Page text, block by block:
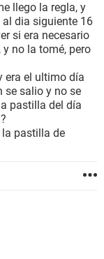
llego la regla, y
al dia siguiente 16
si era necesario
no la tomé, pero
era el ultimo día
se salio y no se
pastilla del día
pastilla de